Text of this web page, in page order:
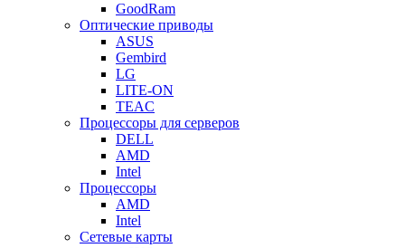
GoodRam
Оптические приводы
ASUS
Gembird
LG
LITE-ON
TEAC
Процессоры для серверов
DELL
AMD
Intel
Процессоры
AMD
Intel
Сетевые карты